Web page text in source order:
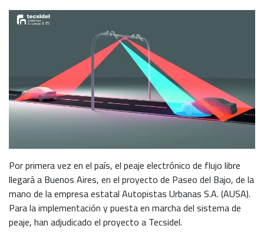
Por primera vez en el país, el peaje electrónico de flujo libre
llegará a Buenos Aires, en el proyecto de Paseo del Bajo, de la
mano de la empresa estatal Autopistas Urbanas S.A. (AUSA).
Para la implementación y puesta en marcha del sistema de
peaje, han adjudicado el proyecto a Tecsidel.